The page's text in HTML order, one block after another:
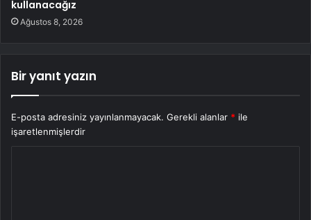
kullanacağız
Ağustos 8, 2026
Bir yanıt yazın
E-posta adresiniz yayınlanmayacak. Gerekli alanlar * ile
işaretlenmişlerdir